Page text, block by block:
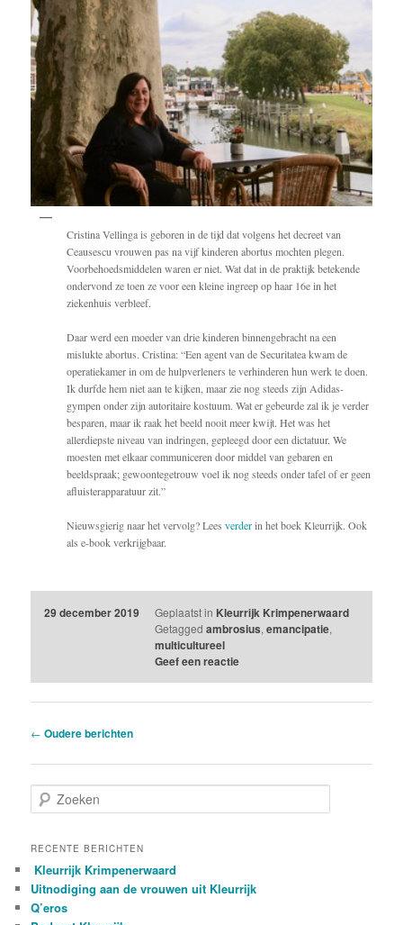
Cristina Vellinga is geboren in de tijd dat volgens het decreet van
Ceausescu vrouwen pas na vijf kinderen abortus mochten plegen.
Voorbehoedsmiddelen waren er niet. Wat dat in de praktijk betekende
ondervond ze toen ze voor een kleine ingreep op haar 16e in het
ziekenhuis verbleef.
Daar werd een moeder van drie kinderen binnengebracht na een
mislukte abortus. Cristina: “Een agent van de Securitatea kwam de
operatiekamer in om de hulpverleners te verhinderen hun werk te doen.
Ik durfde hem niet aan te kijken, maar zie nog steeds zijn Adidas-
gympen onder zijn autoritaire kostuum. Wat er gebeurde zal ik je verder
besparen, maar ik raak het beeld nooit meer kwijt. Het was het
allerdiepste niveau van indringen, gepleegd door een dictatuur. We
moesten met elkaar communiceren door middel van gebaren en
beeldspraak; gewoontegetrouw voel ik nog steeds onder tafel of er geen
afluisterapparatuur zit.”
Nieuwsgierig naar het vervolg? Leesverderin het boek Kleurrijk. Ook
als e-book verkrijgbaar.
29 december 2019 Geplaatst in Kleurrijk Krimpenerwaard
Getagged ambrosius, emancipatie,
multicultureel
Geef een reactie
Berichtnavigatie
← Oudere berichten
o
k
n
RECENTE BERICHTEN
Kleurrijk Krimpenerwaard
Uitnodiging aan de vrouwen uit Kleurrijk
Q’eros